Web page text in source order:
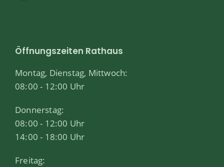
Öffnungszeiten Rathaus
Montag, Dienstag, Mittwoch:
08:00 - 12:00 Uhr
Donnerstag:
08:00 - 12:00 Uhr
14:00 - 18:00 Uhr
Freitag: